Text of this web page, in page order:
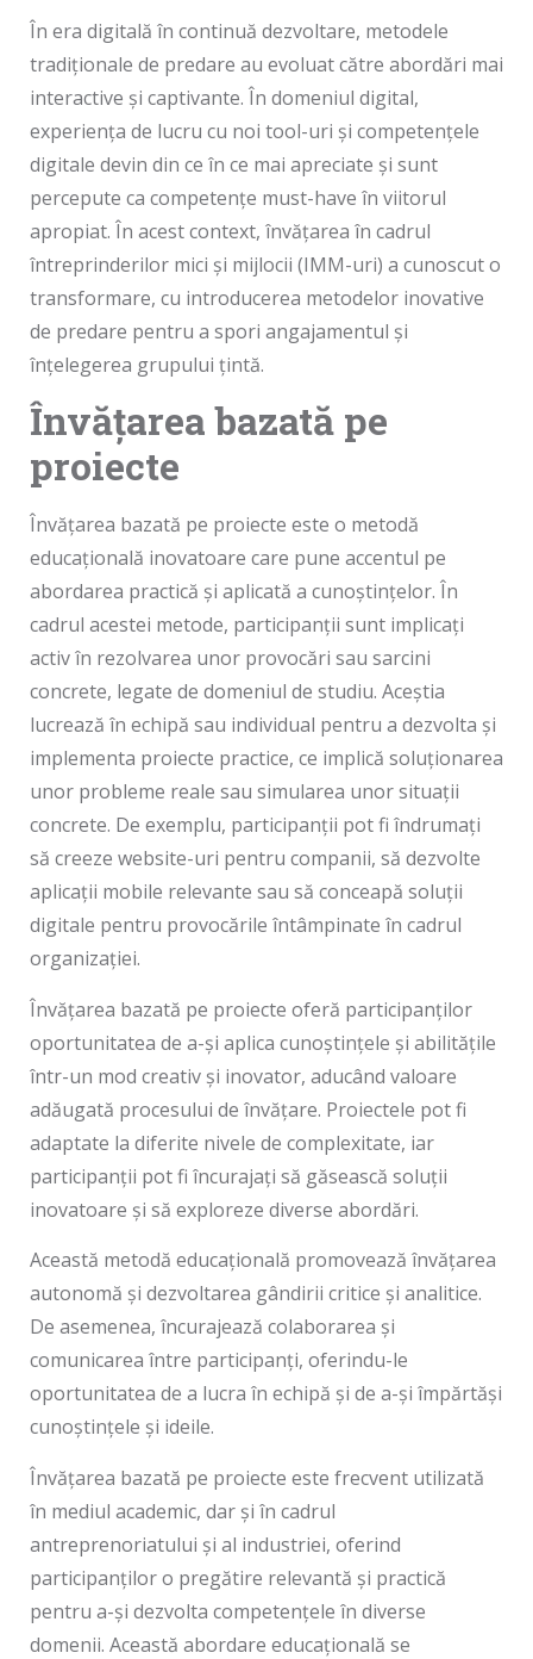
În era digitală în continuă dezvoltare, metodele
tradiționale de predare au evoluat către abordări mai
interactive și captivante. În domeniul digital,
experiența de lucru cu noi tool-uri și competențele
digitale devin din ce în ce mai apreciate și sunt
percepute ca competențe must-have în viitorul
apropiat. În acest context, învățarea în cadrul
întreprinderilor mici și mijlocii (IMM-uri) a cunoscut o
transformare, cu introducerea metodelor inovative
de predare pentru a spori angajamentul și
înțelegerea grupului țintă.
Învățarea bazată pe
proiecte
Învățarea bazată pe proiecte este o metodă
educațională inovatoare care pune accentul pe
abordarea practică și aplicată a cunoștințelor. În
cadrul acestei metode, participanții sunt implicați
activ în rezolvarea unor provocări sau sarcini
concrete, legate de domeniul de studiu. Aceștia
lucrează în echipă sau individual pentru a dezvolta și
implementa proiecte practice, ce implică soluționarea
unor probleme reale sau simularea unor situații
concrete. De exemplu, participanții pot fi îndrumați
să creeze website-uri pentru companii, să dezvolte
aplicații mobile relevante sau să conceapă soluții
digitale pentru provocările întâmpinate în cadrul
organizației.
Învățarea bazată pe proiecte oferă participanților
oportunitatea de a-și aplica cunoștințele și abilitățile
într-un mod creativ și inovator, aducând valoare
adăugată procesului de învățare. Proiectele pot fi
adaptate la diferite nivele de complexitate, iar
participanții pot fi încurajați să găsească soluții
inovatoare și să exploreze diverse abordări.
Această metodă educațională promovează învățarea
autonomă și dezvoltarea gândirii critice și analitice.
De asemenea, încurajează colaborarea și
comunicarea între participanți, oferindu-le
oportunitatea de a lucra în echipă și de a-și împărtăși
cunoștințele și ideile.
Învățarea bazată pe proiecte este frecvent utilizată
în mediul academic, dar și în cadrul
antreprenoriatului și al industriei, oferind
participanților o pregătire relevantă și practică
pentru a-și dezvolta competențele în diverse
domenii. Această abordare educațională se